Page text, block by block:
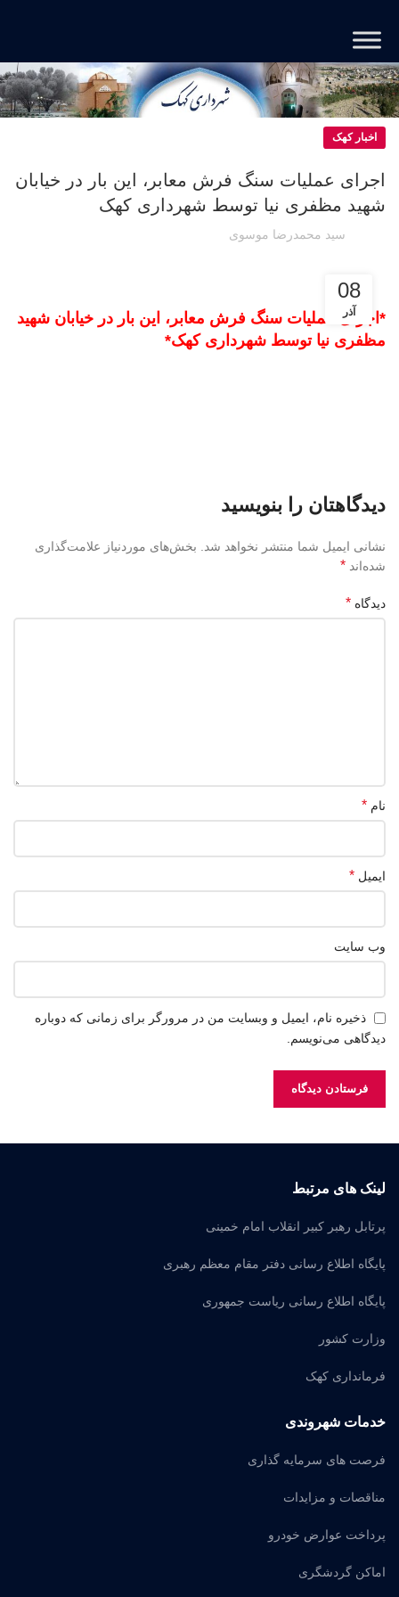
اخبار کهک
اجرای عملیات سنگ فرش معابر، این بار در خیابان
شهید مظفری نیا توسط شهرداری کهک
سید محمدرضا موسوی
08
آذر
*اجرای عملیات سنگ فرش معابر، این بار در خیابان شهید
مظفری نیا توسط شهرداری کهک*
دیدگاهتان را بنویسید
نشانی ایمیل شما منتشر نخواهد شد.
بخش‌های موردنیاز علامت‌گذاری
شده‌اند *
دیدگاه *
نام *
ایمیل *
وب‌ سایت
ذخیره نام، ایمیل و وبسایت من در مرورگر برای زمانی که دوباره
دیدگاهی می‌نویسم.
لینک های مرتبط
پرتابل رهبر کبیر انقلاب امام خمینی
پایگاه اطلاع رسانی دفتر مقام معظم رهبری
پایگاه اطلاع رسانی ریاست جمهوری
وزارت کشور
فرمانداری کهک
خدمات شهروندی
فرصت های سرمایه گذاری
مناقصات و مزایدات
پرداخت عوارض خودرو
اماکن گردشگری